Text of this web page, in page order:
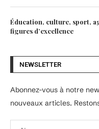
Éducation, culture, sport,
figures d’excellence
NEWSLETTER
Abonnez-vous à notre
nouveaux articles.